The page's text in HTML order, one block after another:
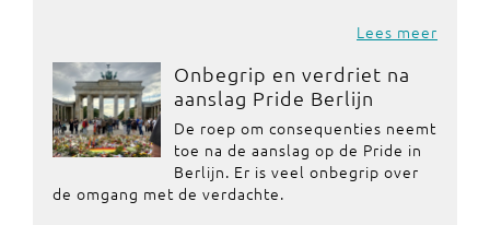
Lees meer
Onbegrip en verdriet na
aanslag Pride Berlijn
De roep om consequenties neemt
toe na de aanslag op de Pride in
Berlijn. Er is veel onbegrip over
de omgang met de verdachte.